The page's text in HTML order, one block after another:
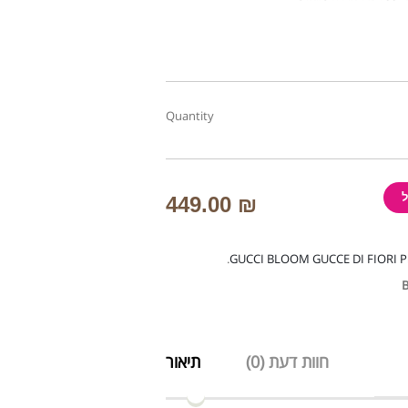
Quantity
449.00 ₪
GUCCI BLOOM GUCCE DI FIORI
.
תיאור חוות דעת (0)